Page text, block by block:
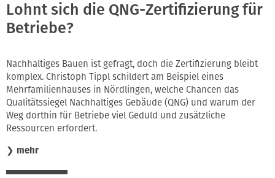
Lohnt sich die QNG-Zertifizierung für
Betriebe?
Nachhaltiges Bauen ist gefragt, doch die Zertifizierung bleibt
komplex. Christoph Tippl schildert am Beispiel eines
Mehrfamilienhauses in Nördlingen, welche Chancen das
Qualitätssiegel Nachhaltiges Gebäude (QNG) und warum der
Weg dorthin für Betriebe viel Geduld und zusätzliche
Ressourcen erfordert.
❯ mehr